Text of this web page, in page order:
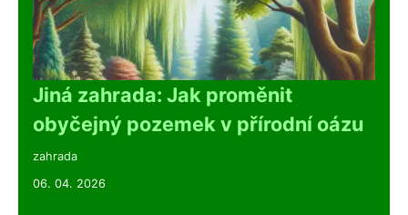
Jiná zahrada: Jak proměnit
obyčejný pozemek v přírodní oázu
zahrada
06. 04. 2026